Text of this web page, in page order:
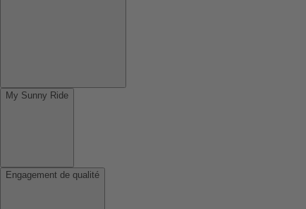
My Sunny Ride
Engagement de qualité